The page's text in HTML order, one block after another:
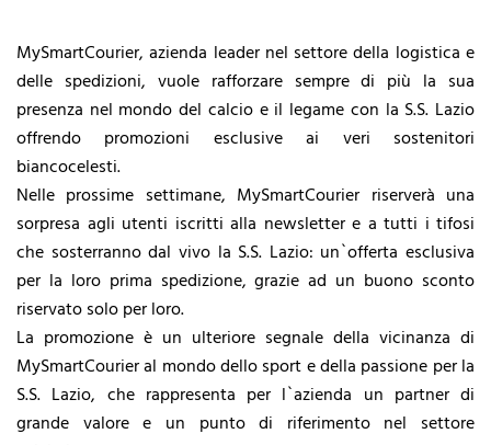
MySmartCourier, azienda leader nel settore della logistica e
delle spedizioni, vuole rafforzare sempre di più la sua
presenza nel mondo del calcio e il legame con la S.S. Lazio
offrendo promozioni esclusive ai veri sostenitori
biancocelesti.
Nelle prossime settimane, MySmartCourier riserverà una
sorpresa agli utenti iscritti alla newsletter e a tutti i tifosi
che sosterranno dal vivo la S.S. Lazio: un`offerta esclusiva
per la loro prima spedizione, grazie ad un buono sconto
riservato solo per loro.
La promozione è un ulteriore segnale della vicinanza di
MySmartCourier al mondo dello sport e della passione per la
S.S. Lazio, che rappresenta per l`azienda un partner di
grande valore e un punto di riferimento nel settore